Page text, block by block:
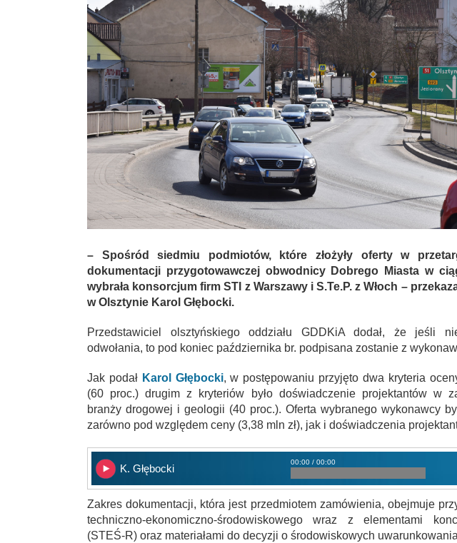
– Spośród siedmiu podmiotów, które złożyły oferty w
dokumentacji przygotowawczej obwodnicy Dobrego Miasta w
wybrała konsorcjum firm STI z Warszawy i S.Te.P. z Włoch –
w Olsztynie Karol Głębocki.
Przedstawiciel olsztyńskiego oddziału GDDKiA dodał, że jeśli
odwołania, to pod koniec października br. podpisana zostanie z
Jak podał Karol Głębocki, w postępowaniu przyjęto dwa kryteria
(60 proc.) drugim z kryteriów było doświadczenie projektantów w
branży drogowej i geologii (40 proc.). Oferta wybranego wykonawcy
zarówno pod względem ceny (3,38 mln zł), jak i doświadczenia
K. Głębocki
00:00 / 00:00
Zakres dokumentacji, która jest przedmiotem zamówienia, obejmuje
techniczno-ekonomiczno-środowiskowego wraz z elementami
(STEŚ-R) oraz materiałami do decyzji o środowiskowych